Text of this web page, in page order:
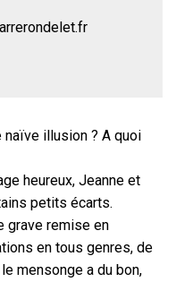
illusion ? A quoi
heureux, Jeanne et
petits écarts.
grave remise en
en tous genres, de
mensonge a du bon,